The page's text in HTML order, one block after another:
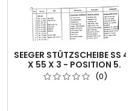
SEEGER STÜTZSCHEIBE SS 45
X 55 X 3 - POSITION 5.
(0)